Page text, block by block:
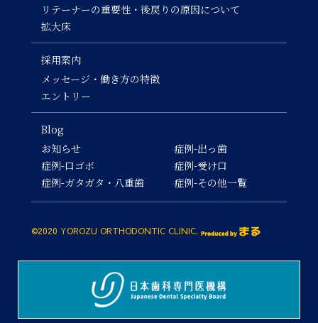
リテーナーの重要性・後戻りの原因について
拡大床
採用案内
メッセージ・働き方の特徴
エントリー
Blog
お知らせ
症例-口ゴボ
症例-ガタガタ・八重歯
症例-出っ歯
症例-受け口
症例-その他一覧
©2020 YOROZU ORTHODONTIC CLINIC.